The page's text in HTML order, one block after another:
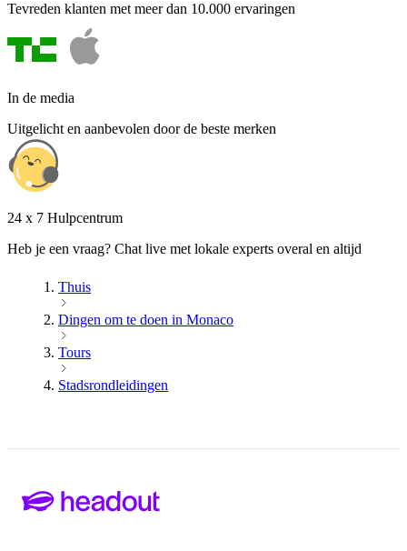
Tevreden klanten met meer dan 10.000 ervaringen
In de media
Uitgelicht en aanbevolen door de beste merken
24 x 7 Hulpcentrum
Heb je een vraag? Chat live met lokale experts overal en altijd
Thuis
Dingen om te doen in Monaco
Tours
Stadsrondleidingen